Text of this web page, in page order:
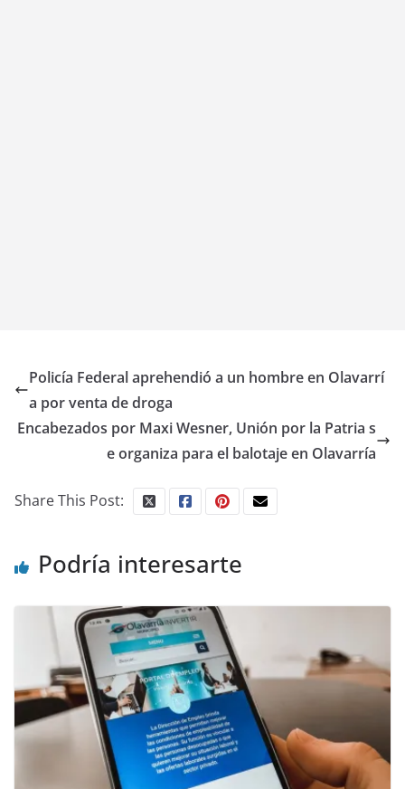
Policía Federal aprehendió a un hombre en Olavarrí
a por venta de droga
Encabezados por Maxi Wesner, Unión por la Patria s
e organiza para el balotaje en Olavarría
Share This Post:
Podría interesarte